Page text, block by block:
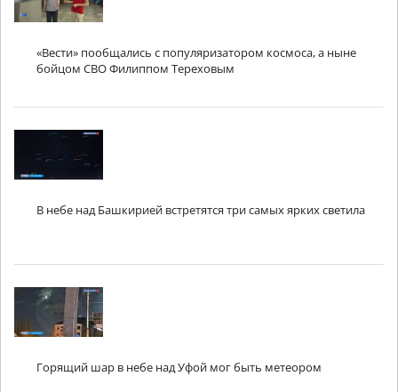
«Вести» пообщались с популяризатором космоса, а ныне
бойцом СВО Филиппом Тереховым
В небе над Башкирией встретятся три самых ярких светила
Горящий шар в небе над Уфой мог быть метеором